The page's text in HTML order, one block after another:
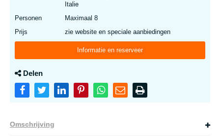
Italie
Personen
Maximaal 8
Prijs
zie website en speciale aanbiedingen
Informatie en reserveer
Delen
Omschrijving